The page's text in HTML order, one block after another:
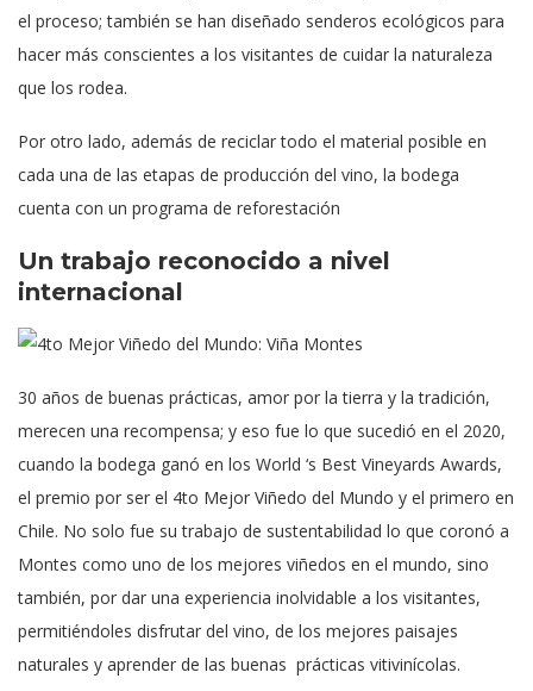
el proceso; también se han diseñado senderos ecológicos para
hacer más conscientes a los visitantes de cuidar la naturaleza
que los rodea.
Por otro lado, además de reciclar todo el material posible en
cada una de las etapas de producción del vino, la bodega
cuenta con un programa de reforestación
Un trabajo reconocido a nivel
internacional
30 años de buenas prácticas, amor por la tierra y la tradición,
merecen una recompensa; y eso fue lo que sucedió en el 2020,
cuando la bodega ganó en los World ‘s Best Vineyards Awards,
el premio por ser el 4to Mejor Viñedo del Mundo y el primero en
Chile. No solo fue su trabajo de sustentabilidad lo que coronó a
Montes como uno de los mejores viñedos en el mundo, sino
también, por dar una experiencia inolvidable a los visitantes,
permitiéndoles disfrutar del vino, de los mejores paisajes
naturales y aprender de las buenas prácticas vitivinícolas.